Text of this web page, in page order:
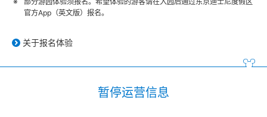
官方App（英文版）报名。
关于报名体验
暂停运营信息